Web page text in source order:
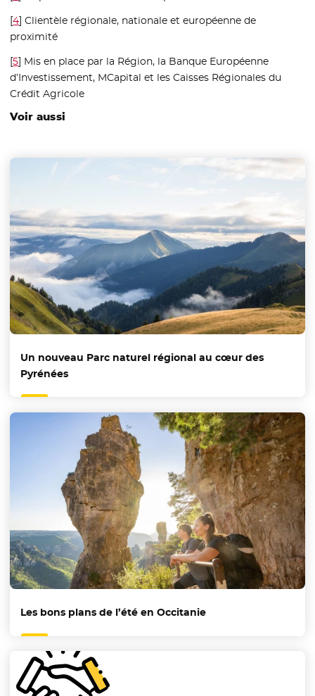
[4]Clientèle régionale, nationale et européenne de
proximité
[5] Mis en place par la Région, la Banque Européenne
d’Investissement, MCapital et les Caisses Régionales du
Crédit Agricole
Voir aussi
Un nouveau Parc naturel régional au cœur des
Pyrénées
Les bons plans de l’été en Occitanie